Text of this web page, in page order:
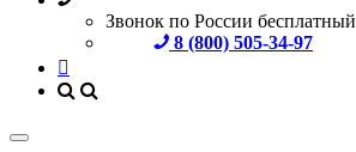
Звонок по России бесплатный
8 (800) 505-34-97